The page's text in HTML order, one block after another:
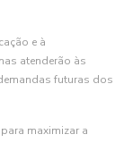
e à
atenderão às
futuras dos
maximizar a